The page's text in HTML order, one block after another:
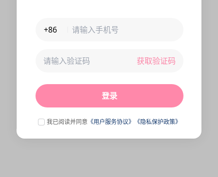
+86
获取验证码
登录
我已阅读并同意 《用户服务协议》 《隐私保护政策》
未连接到服务器,刷新一下试试